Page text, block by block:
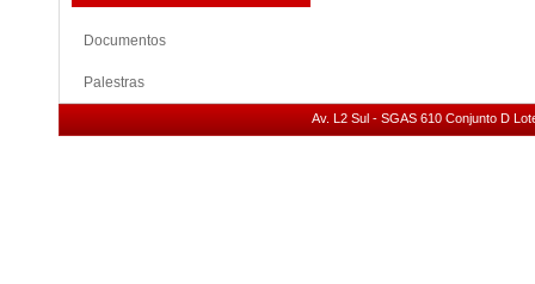
Documentos
Palestras
Av. L2 Sul - SGAS 610 Conjunto D